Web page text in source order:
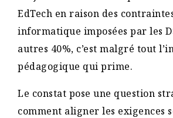
EdTech en raison des
informatique imposées par les
autres 40%, c’est malgré tout
pédagogique qui prime.
Le constat pose une question
comment aligner les exigences